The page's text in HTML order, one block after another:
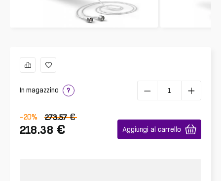
In magazzino ?
-20% 273.57 €
218.38 € Aggiungi al carrello